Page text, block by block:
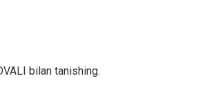
bilan tanishing.